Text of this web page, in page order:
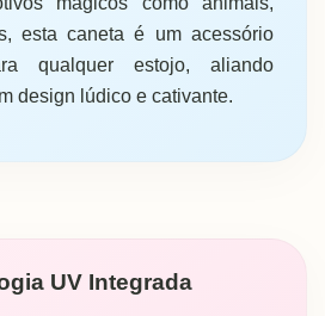
esta caneta é um acessório
qualquer estojo, aliando
design lúdico e cativante.
UV Integrada